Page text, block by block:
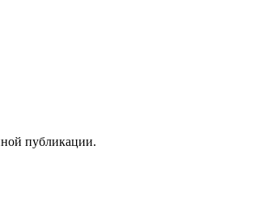
публикации.